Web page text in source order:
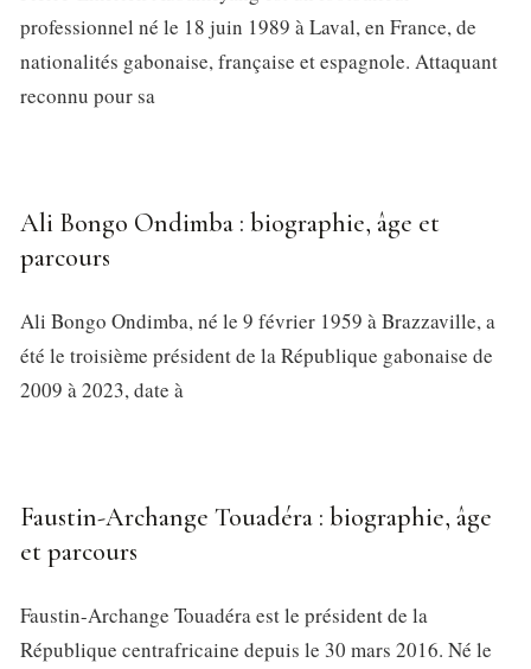
professionnel né le 18 juin 1989 à Laval, en France, de
nationalités gabonaise, française et espagnole. Attaquant
reconnu pour sa
Ali Bongo Ondimba : biographie, âge et
parcours
Ali Bongo Ondimba, né le 9 février 1959 à Brazzaville, a
été le troisième président de la République gabonaise de
2009 à 2023, date à
Faustin-Archange Touadéra : biographie, âge
et parcours
Faustin-Archange Touadéra est le président de la
République centrafricaine depuis le 30 mars 2016. Né le